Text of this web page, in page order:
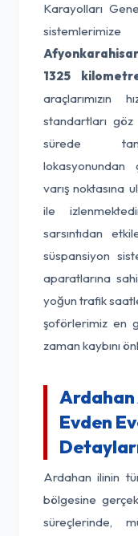
Karayolları
1325
araçlarımızın
standartları göz
sürede
lokasyonundan
varış noktasına
ile
sarsıntıdan
süspansiyon
aparatlarına
yoğun trafik
şoförlerimiz en
zaman kaybını
Evden
Ardahan ilinin
bölgesine
süreçlerinde,